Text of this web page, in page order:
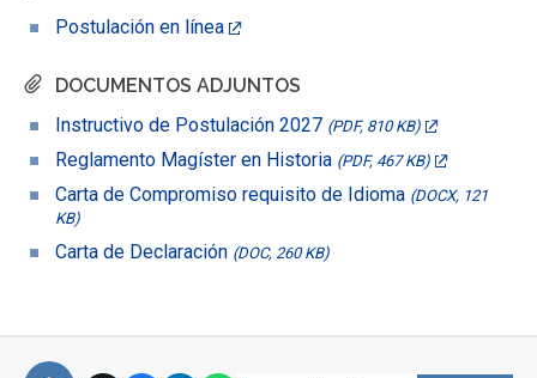
Postulación en línea
DOCUMENTOS ADJUNTOS
Instructivo de Postulación 2027 (PDF, 810 KB)
Reglamento Magíster en Historia (PDF, 467 KB)
Carta de Compromiso requisito de Idioma (DOCX, 121
KB)
Carta de Declaración (DOC, 260 KB)